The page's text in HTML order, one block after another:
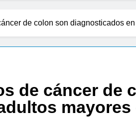
de que mirar el eclipse solar
de la fotoprotección entre
puede ayudar a aliviar el malestar
de colon son diagnosticados
de cáncer de
mayores